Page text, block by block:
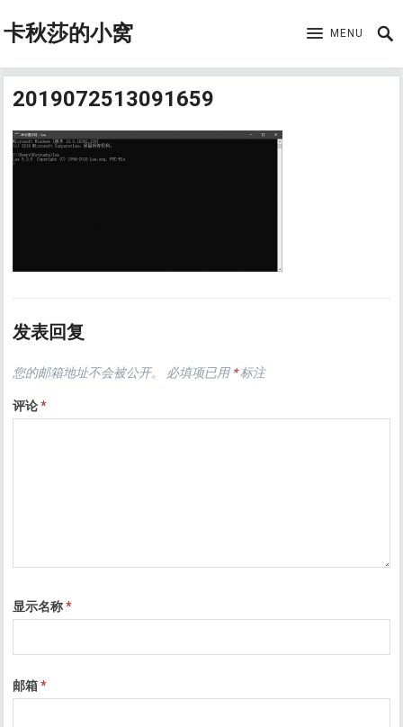
卡秋莎的小窝 MENU
2019072513091659
发表回复
您的邮箱地址不会被公开。 必填项已用 *标注
评论*
显示名称*
邮箱*